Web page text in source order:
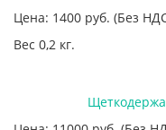
Цена: 1400 руб. (Без
Вес 0,2 кг.